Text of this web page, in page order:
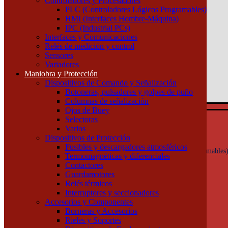
PLC (Controladores Lógicos Programables)
HMI (Interfaces Hombre-Máquina)
IPC (Industrial PCs)
Interfaces y Comunicaciones
Relés de medición y control
Sensores
Variadores
Maniobra y Protección
Dispositivos de Comando y Señalización
Botoneras, pulsadores y golpes de puño
Columnas de señalización
Ojos de Buey
Selectoras
Varios
Dispositivos de Protección
Fusibles y descargadores atmosféricos
Termomagnéticas y diferenciales
Contactores
Guardamotores
Relés térmicos
Interruptores y seccionadores
Accesorios y Componentes
Borneras y Accesorios
Rieles y Soportes
(011) 4253-9024
Atención por WhatsApp
11 3071 1515
0
$ 0,00
0
Tu pedido
Automatización y Control
Actuadores
Controladores y Procesadores
PLC (Controladores Lógicos
HMI (Interfaces Hombre-Máquina)
IPC (Industrial PCs)
Interfaces y Comunicaciones
Relés de medición y control
Sensores
Variadores
Maniobra y Protección
Dispositivos de Comando y Señalización